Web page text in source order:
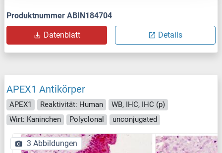
Produktnummer ABIN184704
Datenblatt Details
APEX1 Antikörper
APEX1 Reaktivität: Human
WB, IHC, IHC (p)
Wirt: Kaninchen
Polyclonal unconjugated
3 Abbildungen